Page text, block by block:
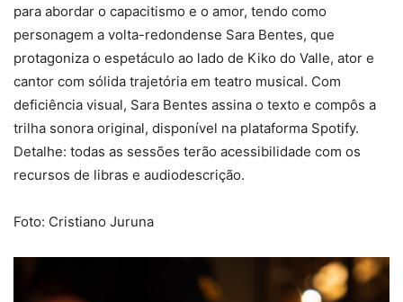
para abordar o capacitismo e o amor, tendo como
personagem a volta-redondense Sara Bentes, que
protagoniza o espetáculo ao lado de Kiko do Valle, ator e
cantor com sólida trajetória em teatro musical. Com
deficiência visual, Sara Bentes assina o texto e compôs a
trilha sonora original, disponível na plataforma Spotify.
Detalhe: todas as sessões terão acessibilidade com os
recursos de libras e audiodescrição.
Foto: Cristiano Juruna